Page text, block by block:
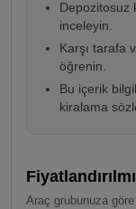
Depozitosuz
inceleyin.
Karşı tarafa
öğrenin.
Bu içerik
kiralama
Araç grubunuza